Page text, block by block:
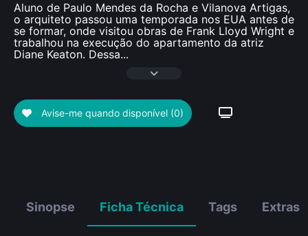
Aluno de Paulo Mendes da Rocha e Vilanova Artigas,
o arquiteto passou uma temporada nos EUA antes de
se formar, onde visitou obras de Frank Lloyd Wright e
trabalhou na execução do apartamento da atriz
Diane Keaton. Dessa...
Avise-me quando disponível (0)
Sinopse Ficha Técnica Tags Extras